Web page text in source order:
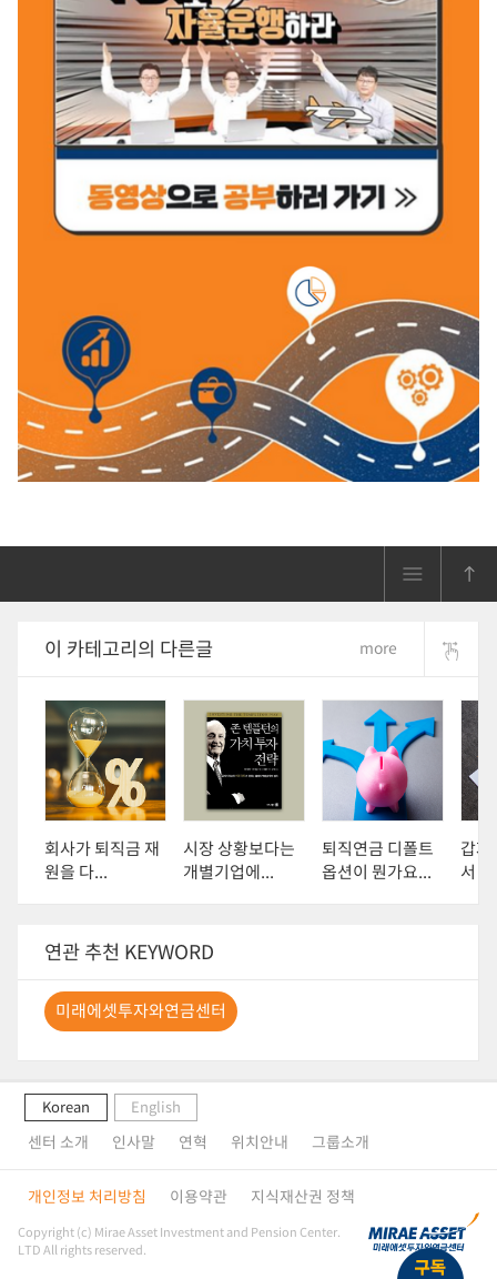
이 카테고리의 다른글 more
회사가 퇴직금 재
원을 다...
시장 상황보다는
개별기업에...
퇴직연금 디폴트
옵션이 뭔가요...
갑자
서
연관 추천 KEYWORD
미래에셋투자와연금센터
Korean English
센터 소개 인사말 연혁 위치안내 그룹소개
개인정보 처리방침 이용약관 지식재산권 정책
Copyright (c) Mirae Asset Investment and Pension Center.
LTD All rights reserved.